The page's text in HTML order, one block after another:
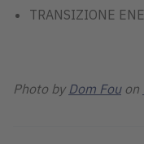
TRANSIZIONE
Photo by Dom Fouon